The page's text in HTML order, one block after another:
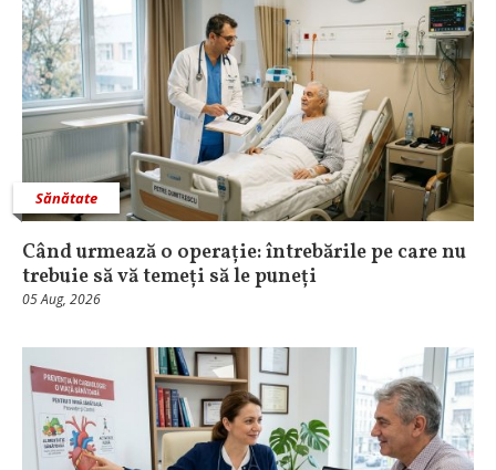
Sănătate
Când urmează o operație: întrebările pe care nu
trebuie să vă temeți să le puneți
05 Aug, 2026